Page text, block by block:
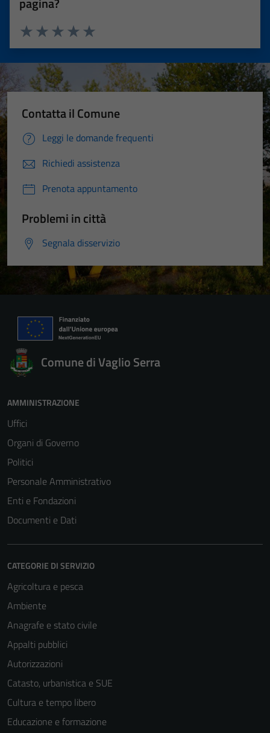
Valuta 5 stelle su 5
Valuta 4 stelle su 5
Valuta 3 stelle su 5
Valuta 2 stelle su 5
Valuta 1 stelle su 5
Contatta il Comune
Leggi le domande frequenti
Richiedi assistenza
Prenota appuntamento
Problemi in città
Segnala disservizio
Comune di Vaglio Serra
AMMINISTRAZIONE
Uffici
Organi di Governo
Politici
Personale Amministrativo
Enti e Fondazioni
Documenti e Dati
CATEGORIE DI SERVIZIO
Agricoltura e pesca
Ambiente
Anagrafe e stato civile
Appalti pubblici
Autorizzazioni
Catasto, urbanistica e SUE
Cultura e tempo libero
Educazione e formazione